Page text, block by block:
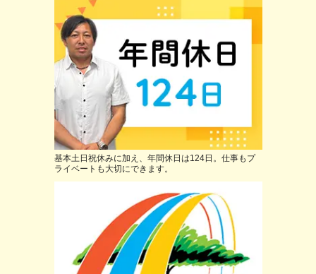
基本土日祝休みに加え、年間休日は124日。仕事もプ
ライベートも大切にできます。